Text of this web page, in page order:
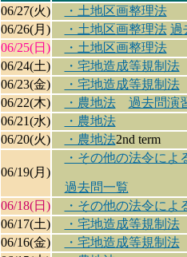
06/27(火)
・土地区画整理法
06/26(月)
・土地区画整理法 過
06/25(日)
・土地区画整理法
06/24(土)
・宅地造成等規制法
06/23(金)
・宅地造成等規制法
06/22(木)
・農地法 過去問演
06/21(水)
・農地法
06/20(火)
・農地法2nd term
06/19(月)
・その他の法令によ
過去問一覧
06/18(日) ・その他の法令によ
06/17(土)
・宅地造成等規制法
06/16(金)
・宅地造成等規制法